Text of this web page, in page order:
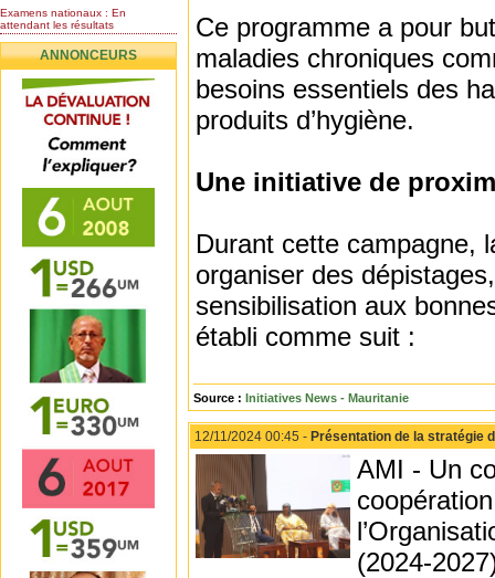
Examens nationaux : En
attendant les résultats
Nomination de l’Honorable Diye
Ba au poste de...
Mauritanie : les résultats du
baccalauréat 2026...
Mauritanie : Les 10 premiers au
BEPC 2026
Un syndicat de l’enseignement
rejette la...
ANNONCEURS
Ce programme a pour
maladies chroniques
besoins essentiels des
produits d’hygiène.
Une initiative de
Durant cette campagne,
organiser des
sensibilisation aux
établi comme suit :
Source : Initiatives News - Mauritanie
12/11/2024 00:45 - Présentation de la stratégie
AMI - Un
(2024-